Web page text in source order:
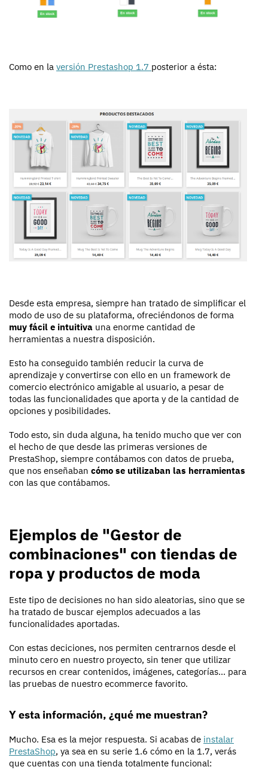
Como en la versión Prestashop 1.7 posterior a ésta:
Desde esta empresa, siempre han tratado de simplificar el
modo de uso de su plataforma, ofreciéndonos de forma
muy fácil e intuitiva una enorme cantidad de
herramientas a nuestra disposición.
Esto ha conseguido también reducir la curva de
aprendizaje y convertirse con ello en un framework de
comercio electrónico amigable al usuario, a pesar de
todas las funcionalidades que aporta y de la cantidad de
opciones y posibilidades.
Todo esto, sin duda alguna, ha tenido mucho que ver con
el hecho de que desde las primeras versiones de
PrestaShop, siempre contábamos con datos de prueba,
que nos enseñaban cómo se utilizaban las herramientas
con las que contábamos.
Ejemplos de "Gestor de
combinaciones" con tiendas de
ropa y productos de moda
Este tipo de decisiones no han sido aleatorias, sino que se
ha tratado de buscar ejemplos adecuados a las
funcionalidades aportadas.
Con estas deciciones, nos permiten centrarnos desde el
minuto cero en nuestro proyecto, sin tener que utilizar
recursos en crear contenidos, imágenes, categorías... para
las pruebas de nuestro ecommerce favorito.
Y esta información, ¿qué me muestran?
Mucho. Esa es la mejor respuesta. Si acabas de instalar
PrestaShop, ya sea en su serie 1.6 cómo en la 1.7, verás
que cuentas con una tienda totalmente funcional: